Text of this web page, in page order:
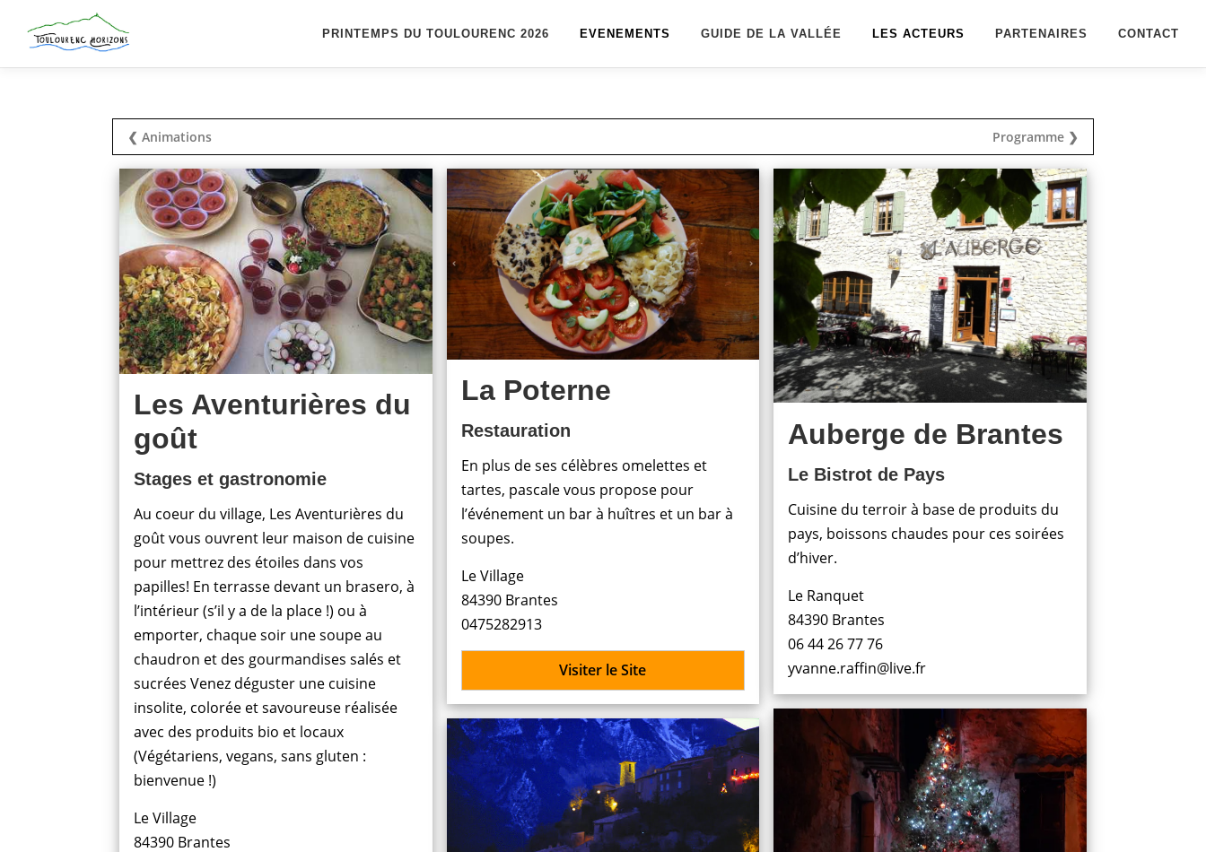
contenu
PRINTEMPS DU TOULOURENC 2026 EVENEMENTS GUIDE DE LA VALLÉE LES ACTEURS PARTENAIRES CONTACT
❮ Animations Programme ❯
Les Aventurières du
goût
Stages et gastronomie
Au coeur du village, Les Aventurières du
goût vous ouvrent leur maison de cuisine
pour mettrez des étoiles dans vos
papilles! En terrasse devant un brasero, à
l’intérieur (s’il y a de la place !) ou à
emporter, chaque soir une soupe au
chaudron et des gourmandises salés et
sucrées Venez déguster une cuisine
insolite, colorée et savoureuse réalisée
avec des produits bio et locaux
(Végétariens, vegans, sans gluten :
bienvenue !)
Le Village
84390 Brantes
La Poterne
Restauration
En plus de ses célèbres omelettes et
tartes, pascale vous propose pour
l’événement un bar à huîtres et un bar à
soupes.
Le Village
84390 Brantes
0475282913
Visiter le Site
Auberge de Brantes
Le Bistrot de Pays
Cuisine du terroir à base de produits du
pays, boissons chaudes pour ces soirées
d’hiver.
Le Ranquet
84390 Brantes
06 44 26 77 76
yvanne.raffin@live.fr